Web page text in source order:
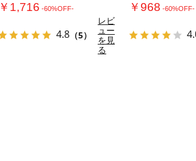
￥1,716 -60%OFF-
4.8 （5）
レビ
ュー
を見
る
￥968 -60%OFF-